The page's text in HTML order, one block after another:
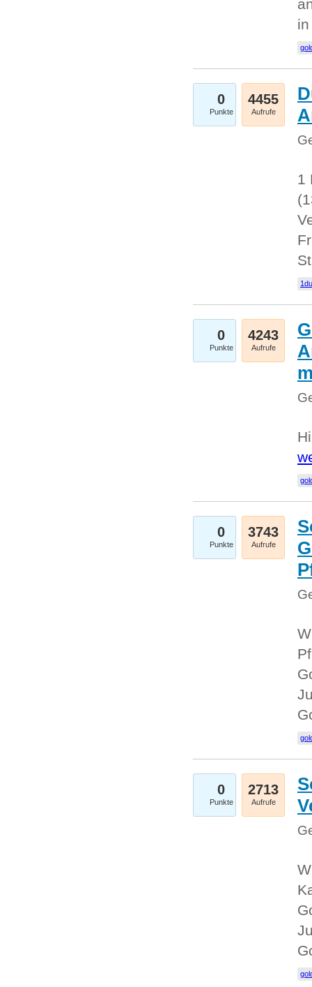
0
Punkte
4455
Aufrufe
1
0
Punkte
4243
Aufrufe
0
Punkte
3743
Aufrufe
0
Punkte
2713
Aufrufe